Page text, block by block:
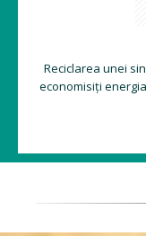
Reciclarea unei
economisiți